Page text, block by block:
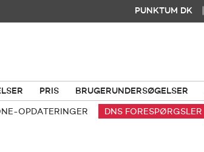
PUNKTUM DK
PRIS BRUGERUNDERSØGELSER
OPDATERINGER DNS FORESPØRGSLER